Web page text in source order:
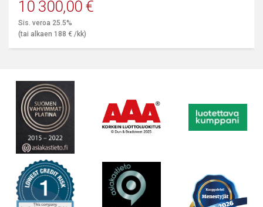
10 300,00 €
Sis. veroa 25.5%
(tai alkaen 188 € /kk)